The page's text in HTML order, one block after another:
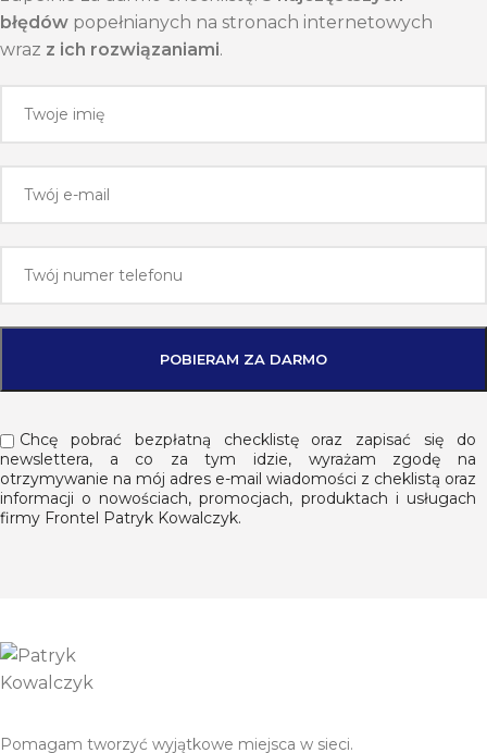
błędów popełnianych na stronach internetowych
wraz z ich rozwiązaniami.
Chcę pobrać bezpłatną checklistę oraz zapisać się do
newslettera, a co za tym idzie, wyrażam zgodę na
otrzymywanie na mój adres e-mail wiadomości z cheklistą oraz
informacji o nowościach, promocjach, produktach i usługach
firmy Frontel Patryk Kowalczyk.
Pomagam tworzyć wyjątkowe miejsca w sieci.